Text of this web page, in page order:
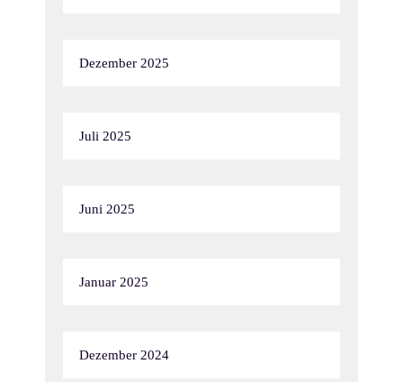
Dezember 2025
Juli 2025
Juni 2025
Januar 2025
Dezember 2024